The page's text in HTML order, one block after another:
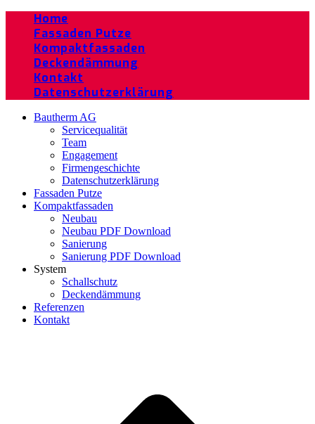
Home
Fassaden Putze
Kompaktfassaden
Deckendämmung
Kontakt
Datenschutzerklärung
Bautherm AG
Servicequalität
Team
Engagement
Firmengeschichte
Datenschutzerklärung
Fassaden Putze
Kompaktfassaden
Neubau
Neubau PDF Download
Sanierung
Sanierung PDF Download
System
Schallschutz
Deckendämmung
Referenzen
Kontakt